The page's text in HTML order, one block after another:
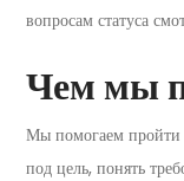
вопросам статуса
Чем мы
Мы помогаем пройти
под цель, понять